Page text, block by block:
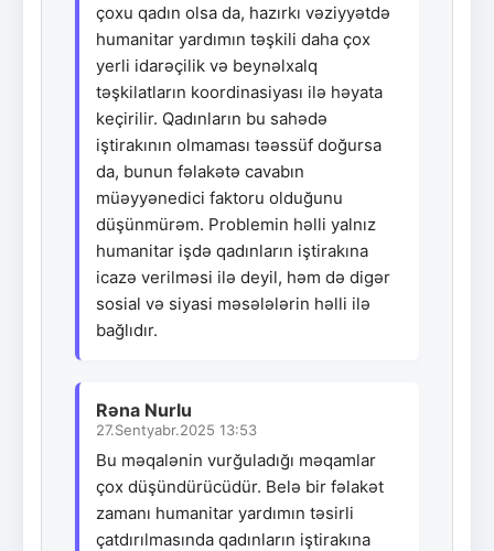
çoxu qadın olsa da, hazırkı vəziyyətdə
humanitar yardımın təşkili daha çox
yerli idarəçilik və beynəlxalq
təşkilatların koordinasiyası ilə həyata
keçirilir. Qadınların bu sahədə
iştirakının olmaması təəssüf doğursa
da, bunun fəlakətə cavabın
müəyyənedici faktoru olduğunu
düşünmürəm. Problemin həlli yalnız
humanitar işdə qadınların iştirakına
icazə verilməsi ilə deyil, həm də digər
sosial və siyasi məsələlərin həlli ilə
bağlıdır.
Rəna Nurlu
27.Sentyabr.2025 13:53
Bu məqalənin vurğuladığı məqamlar
çox düşündürücüdür. Belə bir fəlakət
zamanı humanitar yardımın təsirli
çatdırılmasında qadınların iştirakına